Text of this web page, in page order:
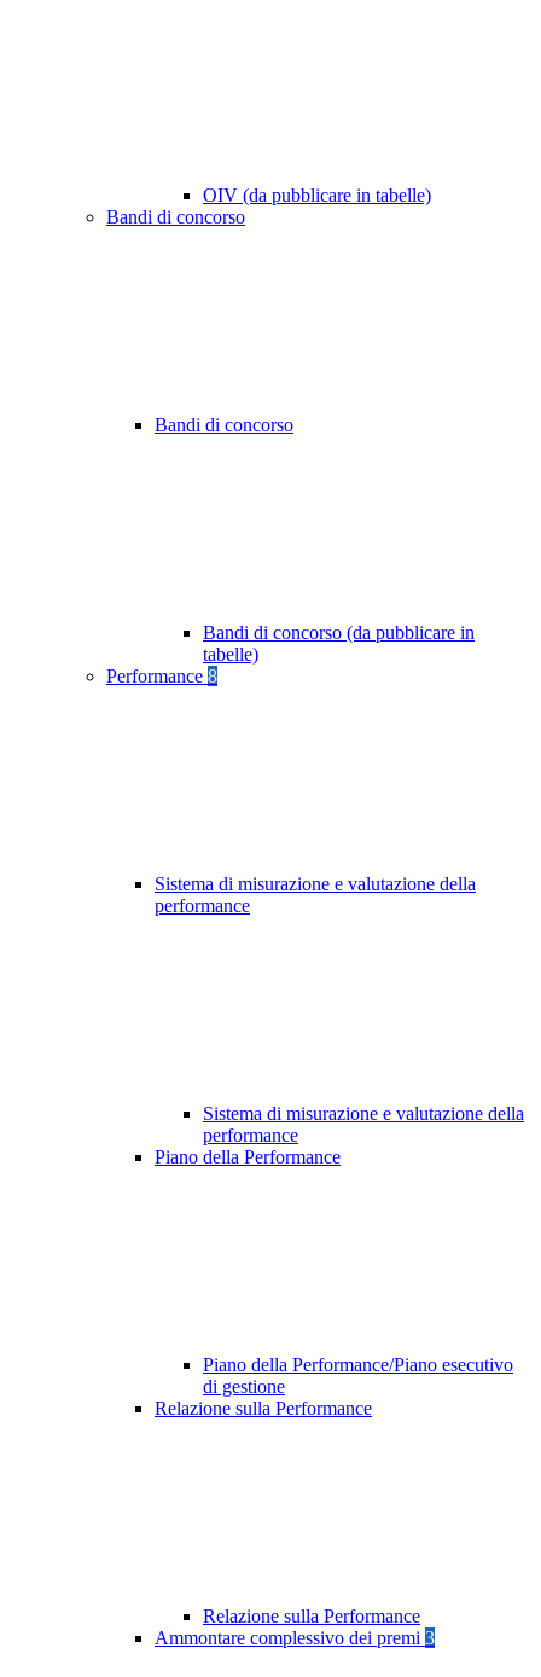
OIV (da pubblicare in tabelle)
Bandi di concorso
Bandi di concorso
Bandi di concorso (da pubblicare in
tabelle)
Performance 8
Sistema di misurazione e valutazione della
performance
Sistema di misurazione e valutazione della
performance
Piano della Performance
Piano della Performance/Piano esecutivo
di gestione
Relazione sulla Performance
Relazione sulla Performance
Ammontare complessivo dei premi 3